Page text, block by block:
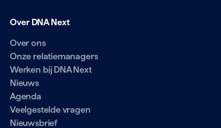
Over DNA Next
Over ons
Onze relatiemanagers
Werken bij DNA Next
Nieuws
Agenda
Veelgestelde vragen
Nieuwsbrief